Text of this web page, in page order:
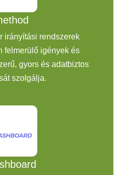
irányítási rendszerek
felmerülő igények és
gyors és adatbiztos
szolgálja.